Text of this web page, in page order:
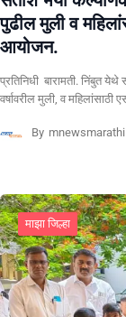
पुढील मुली व
आयोजन.
प्रतिनिधी बारामती. निंबुत येथे
वर्षावरील मुली, व महिलांसाठी
By mnewsmarathi
माझा जिल्हा